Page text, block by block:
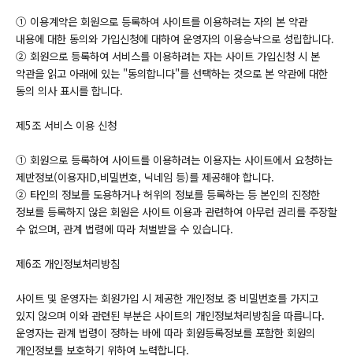
① 이용계약은 회원으로 등록하여 사이트를 이용하려는 자의 본 약관
내용에 대한 동의와 가입신청에 대하여 운영자의 이용승낙으로 성립합니다.
② 회원으로 등록하여 서비스를 이용하려는 자는 사이트 가입신청 시 본
약관을 읽고 아래에 있는 "동의합니다"를 선택하는 것으로 본 약관에 대한
동의 의사 표시를 합니다.
제5조 서비스 이용 신청
① 회원으로 등록하여 사이트를 이용하려는 이용자는 사이트에서 요청하는
제반정보(이용자ID,비밀번호, 닉네임 등)를 제공해야 합니다.
② 타인의 정보를 도용하거나 허위의 정보를 등록하는 등 본인의 진정한
정보를 등록하지 않은 회원은 사이트 이용과 관련하여 아무런 권리를 주장할
수 없으며, 관계 법령에 따라 처벌받을 수 있습니다.
제6조 개인정보처리방침
사이트 및 운영자는 회원가입 시 제공한 개인정보 중 비밀번호를 가지고
있지 않으며 이와 관련된 부분은 사이트의 개인정보처리방침을 따릅니다.
운영자는 관계 법령이 정하는 바에 따라 회원등록정보를 포함한 회원의
개인정보를 보호하기 위하여 노력합니다.